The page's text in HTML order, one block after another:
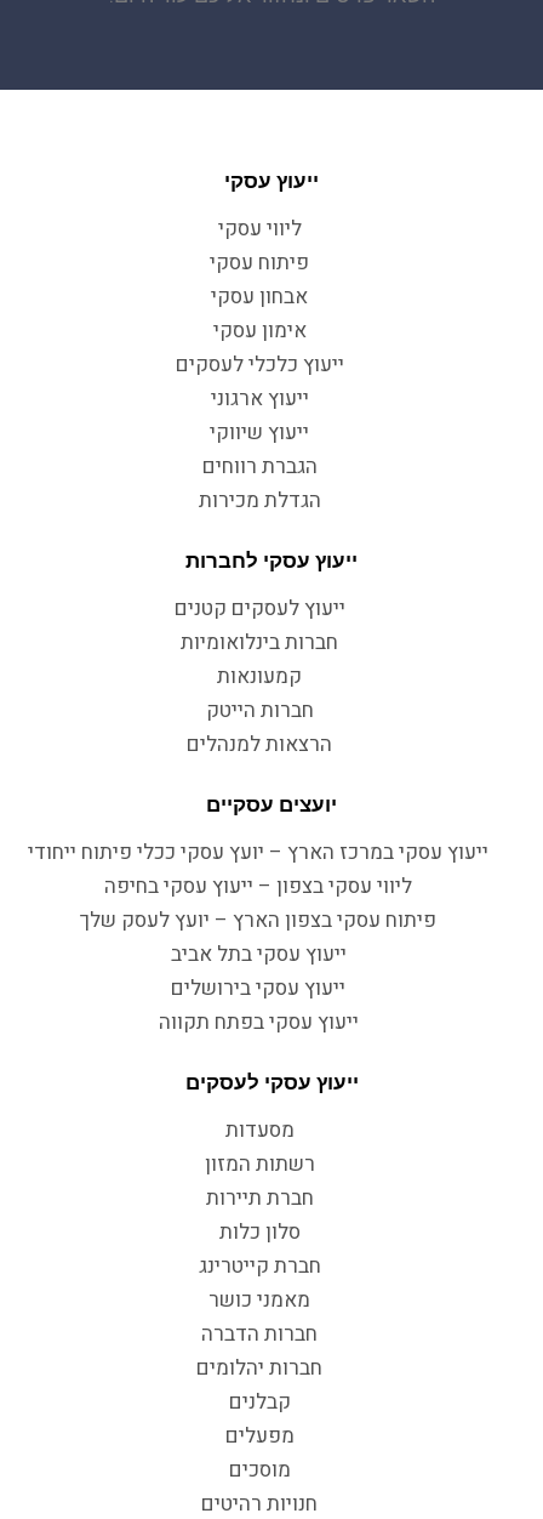
ייעוץ עסקי
ליווי עסקי
פיתוח עסקי
אבחון עסקי
אימון עסקי
ייעוץ כלכלי לעסקים
ייעוץ ארגוני
ייעוץ שיווקי
הגברת רווחים
הגדלת מכירות
ייעוץ עסקי לחברות
ייעוץ לעסקים קטנים
חברות בינלואומיות
קמעונאות
חברות הייטק
הרצאות למנהלים
יועצים עסקיים
ייעוץ עסקי במרכז הארץ – יועץ עסקי ככלי פיתוח ייחודי
ליווי עסקי בצפון – ייעוץ עסקי בחיפה
פיתוח עסקי בצפון הארץ – יועץ לעסק שלך
ייעוץ עסקי בתל אביב
ייעוץ עסקי בירושלים
ייעוץ עסקי בפתח תקווה
ייעוץ עסקי לעסקים
מסעדות
רשתות המזון
חברת תיירות
סלון כלות
חברת קייטרינג
מאמני כושר
חברות הדברה
חברות יהלומים
קבלנים
מפעלים
מוסכים
חנויות רהיטים